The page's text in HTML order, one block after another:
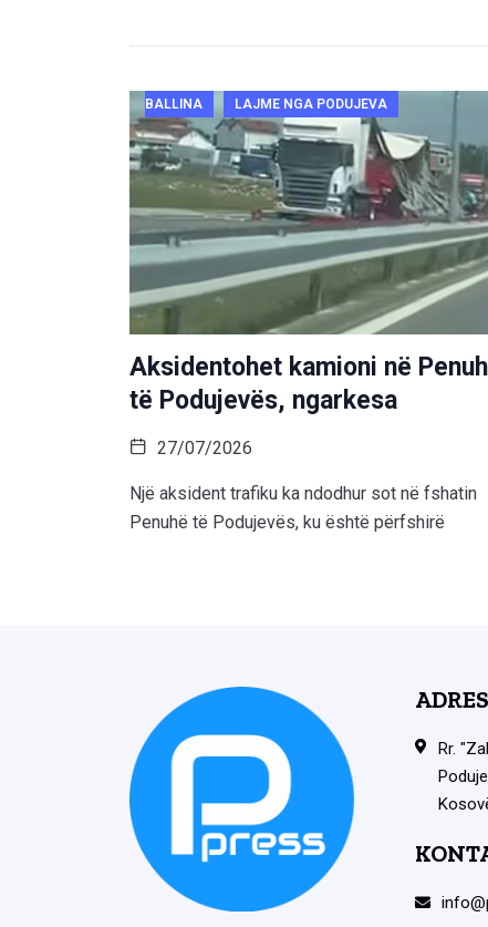
BALLINA LAJME NGA PODUJEVA
Aksidentohet kamioni në
të Podujevës, ngarkesa
27/07/2026
Një aksident trafiku ka ndodhur sot në fshatin
Penuhë të Podujevës, ku është përfshirë
Rr.